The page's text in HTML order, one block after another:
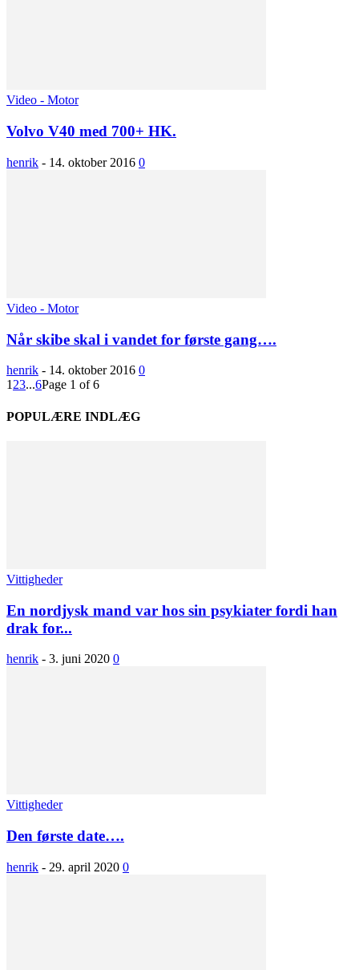
Video - Motor
Volvo V40 med 700+ HK.
henrik - 14. oktober 2016 0
Video - Motor
Når skibe skal i vandet for første gang….
henrik - 14. oktober 2016 0
1 23...6Page 1 of 6
POPULÆRE INDLÆG
Vittigheder
En nordjysk mand var hos sin psykiater fordi han
drak for...
henrik - 3. juni 2020 0
Vittigheder
Den første date….
henrik - 29. april 2020 0